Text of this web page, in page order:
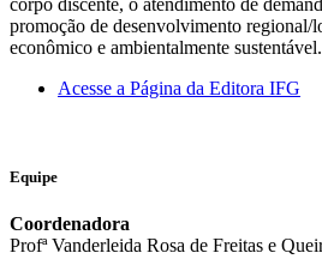
corpo discente, o atendimento de
promoção de desenvolvimento regional/
econômico e ambientalmente sustentável.
Acesse a Página da Editora IFG
Equipe
Coordenadora
Profª Vanderleida Rosa de Freitas e